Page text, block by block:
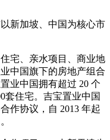
新加坡、中国为核心市
宅、亲水项目、商业地
中国旗下的房地产组合
业中国拥有超过 20 个
套住宅。吉宝置业中国
作协议，自 2013 年起